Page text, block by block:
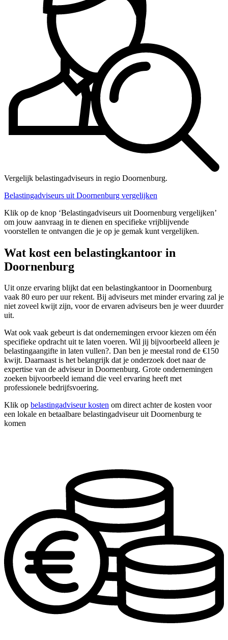
Vergelijk belastingadviseurs in regio Doornenburg.
Belastingadviseurs uit Doornenburg vergelijken
Klik op de knop ‘Belastingadviseurs uit Doornenburg vergelijken’
om jouw aanvraag in te dienen en specifieke vrijblijvende
voorstellen te ontvangen die je op je gemak kunt vergelijken.
Wat kost een belastingkantoor in
Doornenburg
Uit onze ervaring blijkt dat een belastingkantoor in Doornenburg
vaak 80 euro per uur rekent. Bij adviseurs met minder ervaring zal je
niet zoveel kwijt zijn, voor de ervaren adviseurs ben je weer duurder
uit.
Wat ook vaak gebeurt is dat ondernemingen ervoor kiezen om één
specifieke opdracht uit te laten voeren. Wil jij bijvoorbeeld alleen je
belastingaangifte in laten vullen?. Dan ben je meestal rond de €150
kwijt. Daarnaast is het belangrijk dat je onderzoek doet naar de
expertise van de adviseur in Doornenburg. Grote ondernemingen
zoeken bijvoorbeeld iemand die veel ervaring heeft met
professionele bedrijfsvoering.
Klik op belastingadviseur kosten om direct achter de kosten voor
een lokale en betaalbare belastingadviseur uit Doornenburg te
komen